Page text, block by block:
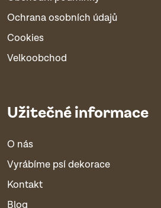
Ochrana osobních údajů
Cookies
Velkoobchod
Užitečné informace
O nás
Vyrábíme psí dekorace
Kontakt
Blog